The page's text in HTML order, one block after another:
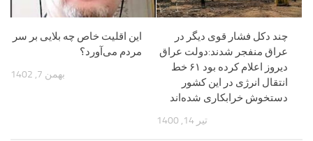
این اقلیت خاص چه بلایی بر سر
مردم می‌آورد؟
بهمن 7, 1402
چند دکل فشار قوی دیگر در
عراق منفجر شدند:دولت عراق
دیروز اعلام کرده بود ۶۱ خط
انتقال انرژی در این کشور
دستخوش خرابکاری شده‌اند
تیر 14, 1400